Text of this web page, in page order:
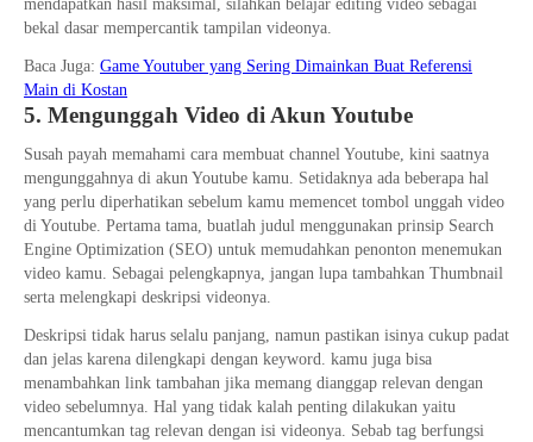
mendapatkan hasil maksimal, silahkan belajar editing video sebagai
bekal dasar mempercantik tampilan videonya.
Baca Juga: Game Youtuber yang Sering Dimainkan Buat Referensi
Main di Kostan
5. Mengunggah Video di Akun Youtube
Susah payah memahami cara membuat channel Youtube, kini saatnya
mengunggahnya di akun Youtube kamu. Setidaknya ada beberapa hal
yang perlu diperhatikan sebelum kamu memencet tombol unggah video
di Youtube. Pertama tama, buatlah judul menggunakan prinsip Search
Engine Optimization (SEO) untuk memudahkan penonton menemukan
video kamu. Sebagai pelengkapnya, jangan lupa tambahkan Thumbnail
serta melengkapi deskripsi videonya.
Deskripsi tidak harus selalu panjang, namun pastikan isinya cukup padat
dan jelas karena dilengkapi dengan keyword. kamu juga bisa
menambahkan link tambahan jika memang dianggap relevan dengan
video sebelumnya. Hal yang tidak kalah penting dilakukan yaitu
mencantumkan tag relevan dengan isi videonya. Sebab tag berfungsi